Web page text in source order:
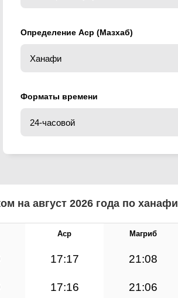
Определение Аср (Мазхаб)
Форматы времени
на август 2026 года по ханафи
Аср Магриб
17:17 21:08
17:16 21:06